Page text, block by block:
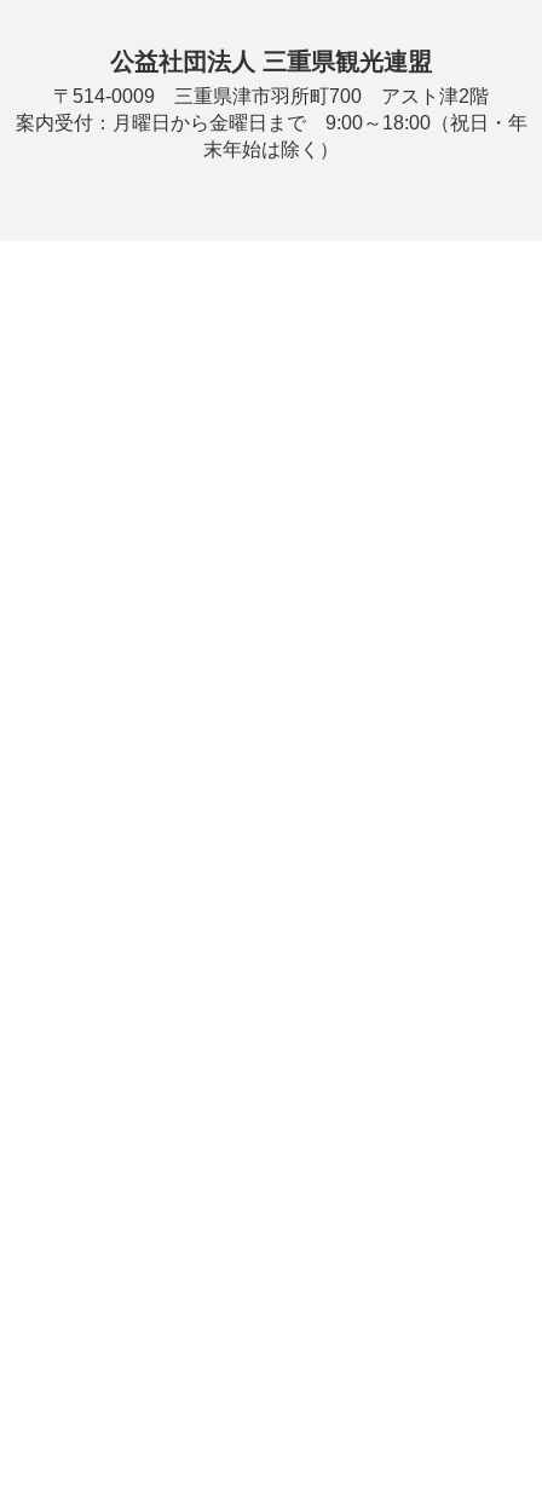
公益社団法人 三重県観光連盟
〒514-0009 三重県津市羽所町700 アスト津2階
案内受付：月曜日から金曜日まで 9:00～18:00（祝日・年
末年始は除く）